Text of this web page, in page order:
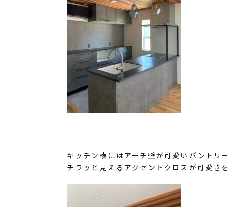
キッチン横にはアーチ壁が可愛いパントリ
チラッと見えるアクセントクロスが可愛さ